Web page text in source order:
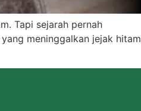
Tapi sejarah pernah
meninggalkan jejak hitam